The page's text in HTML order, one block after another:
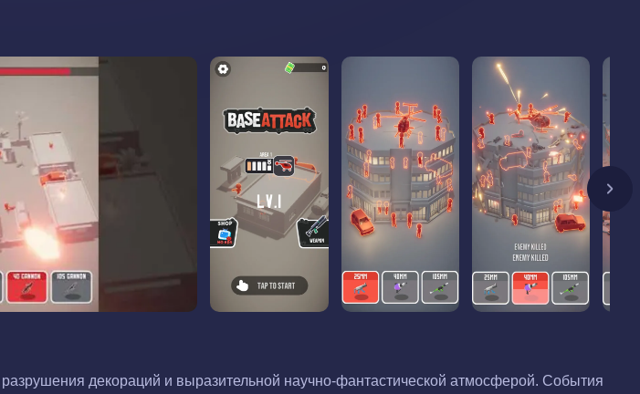
декораций и выразительной научно-фантастической атмосферой. События